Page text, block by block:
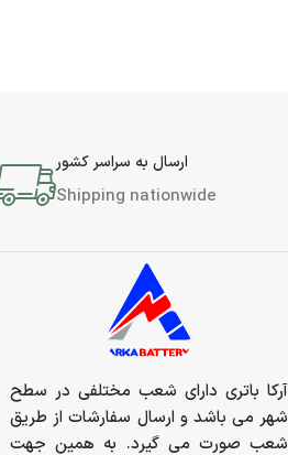
ارسال به سراسر کشور
Shipping nationwide
آرکا باتری دارای شعب مختلفی در سطح
شهر می باشد و ارسال سفارشات از طریق
شعب صورت می گیرد. به همین جهت